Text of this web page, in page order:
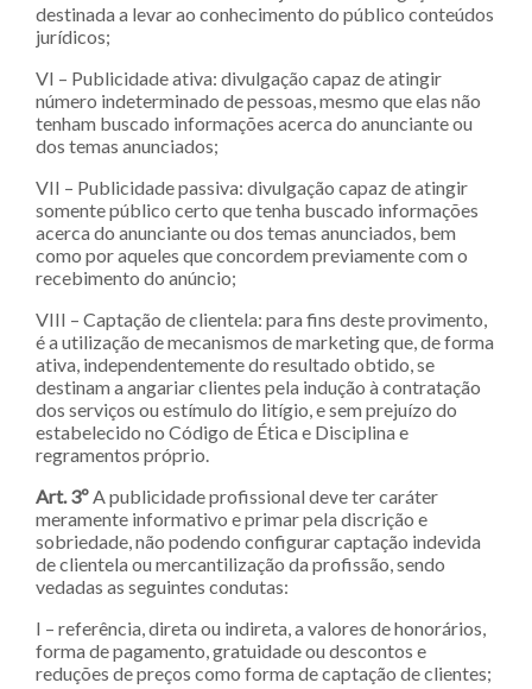
destinada a levar ao conhecimento do público conteúdos
jurídicos;
VI – Publicidade ativa: divulgação capaz de atingir
número indeterminado de pessoas, mesmo que elas não
tenham buscado informações acerca do anunciante ou
dos temas anunciados;
VII – Publicidade passiva: divulgação capaz de atingir
somente público certo que tenha buscado informações
acerca do anunciante ou dos temas anunciados, bem
como por aqueles que concordem previamente com o
recebimento do anúncio;
VIII – Captação de clientela: para fins deste provimento,
é a utilização de mecanismos de marketing que, de forma
ativa, independentemente do resultado obtido, se
destinam a angariar clientes pela indução à contratação
dos serviços ou estímulo do litígio, e sem prejuízo do
estabelecido no Código de Ética e Disciplina e
regramentos próprio.
Art. 3ºA publicidade profissional deve ter caráter
meramente informativo e primar pela discrição e
sobriedade, não podendo configurar captação indevida
de clientela ou mercantilização da profissão, sendo
vedadas as seguintes condutas:
I – referência, direta ou indireta, a valores de honorários,
forma de pagamento, gratuidade ou descontos e
reduções de preços como forma de captação de clientes;